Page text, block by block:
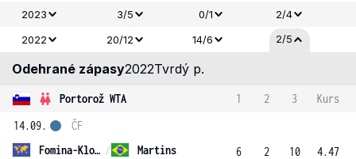
2023
3/5 0/1
2/4
2022
20/12 14/6 2/5
Odehrané zápasy2022Tvrdý p.
Portorož WTA 1 2 3
Kurs
14.09.
Fomina-Klotz /
Martins
ČF
6
2
10
4.47